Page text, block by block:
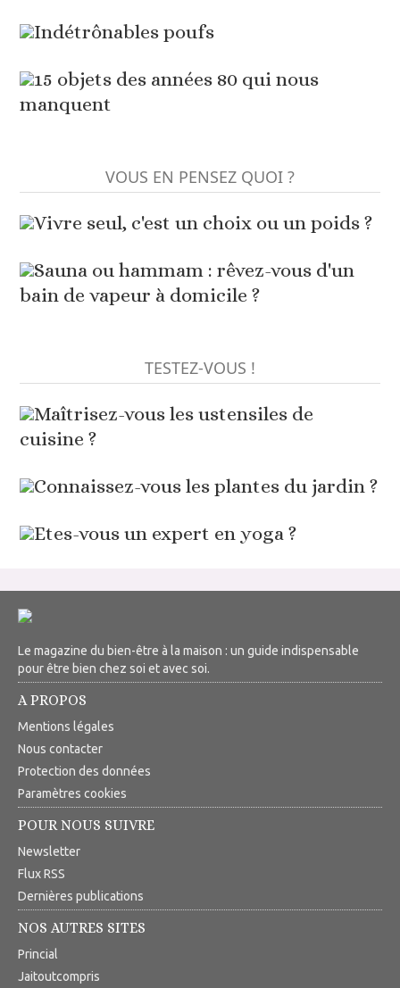
Indétrônables poufs
15 objets des années 80 qui nous
manquent
VOUS EN PENSEZ QUOI ?
Vivre seul, c'est un choix ou un poids ?
Sauna ou hammam : rêvez-vous d'un
bain de vapeur à domicile ?
TESTEZ-VOUS !
Maîtrisez-vous les ustensiles de
cuisine ?
Connaissez-vous les plantes du jardin ?
Etes-vous un expert en yoga ?
Le magazine du bien-être à la maison : un guide indispensable
pour être bien chez soi et avec soi.
A PROPOS
Mentions légales
Nous contacter
Protection des données
Paramètres cookies
POUR NOUS SUIVRE
Newsletter
Flux RSS
Dernières publications
NOS AUTRES SITES
Princial
Jaitoutcompris